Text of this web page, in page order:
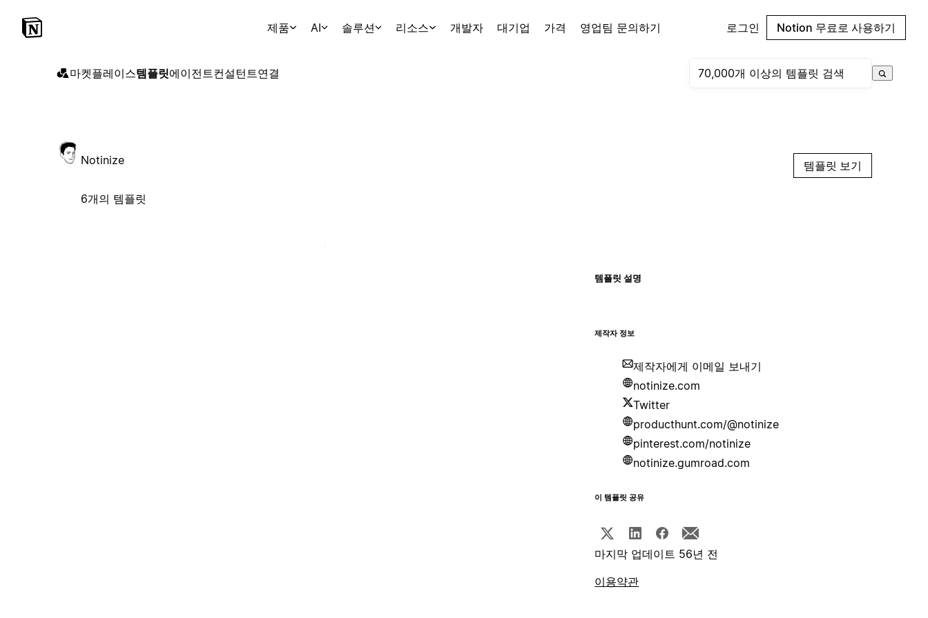
제품 AI 솔루션 리소스 개발자 대기업 가격 영업팀 문의하기 로그인 Notion 무료로 사용하기
마켓플레이스템플릿에이전트컨설턴트연결
Notinize
6개의 템플릿
템플릿 보기
템플릿 설명
제작자 정보
제작자에게 이메일 보내기
notinize.com
Twitter
producthunt.com/@notinize
pinterest.com/notinize
notinize.gumroad.com
이 템플릿 공유
마지막 업데이트 56년 전
이용약관